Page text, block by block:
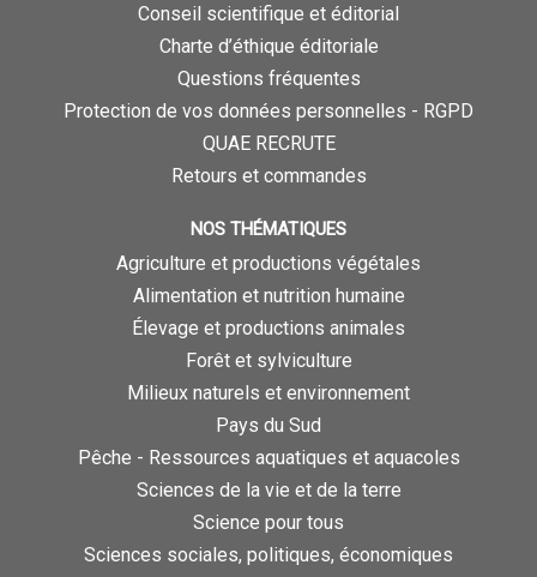
Conseil scientifique et éditorial
Charte d’éthique éditoriale
Questions fréquentes
Protection de vos données personnelles - RGPD
QUAE RECRUTE
Retours et commandes
NOS THÉMATIQUES
Agriculture et productions végétales
Alimentation et nutrition humaine
Élevage et productions animales
Forêt et sylviculture
Milieux naturels et environnement
Pays du Sud
Pêche - Ressources aquatiques et aquacoles
Sciences de la vie et de la terre
Science pour tous
Sciences sociales, politiques, économiques